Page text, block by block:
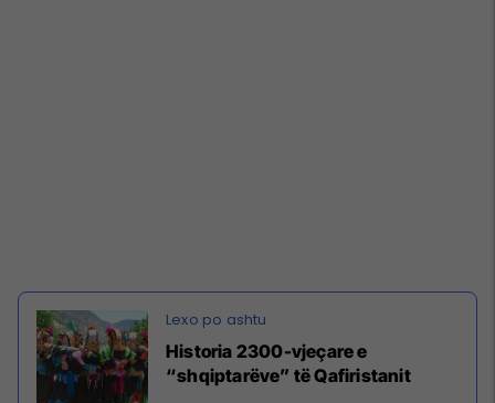
Historia 2300-vjeçare e
“shqiptarëve” të Qafiristanit